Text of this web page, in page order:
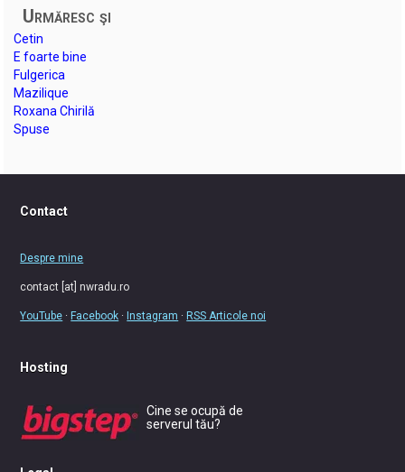
Urmăresc şi
Cetin
E foarte bine
Fulgerica
Mazilique
Roxana Chirilă
Spuse
Contact
Despre mine
contact [at] nwradu.ro
YouTube ·Facebook ·Instagram ·RSS Articole noi
Hosting
Cine se ocupă de
serverul tău?